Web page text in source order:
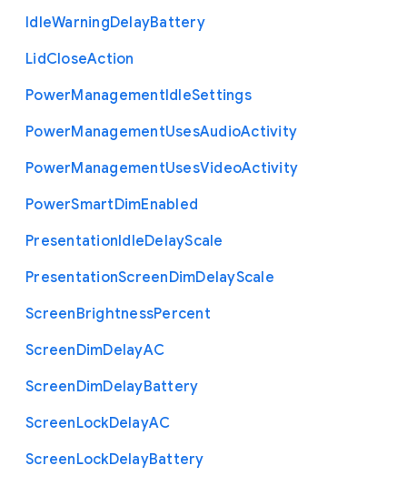
IdleWarningDelayBattery
LidCloseAction
PowerManagementIdleSettings
PowerManagementUsesAudioActivity
PowerManagementUsesVideoActivity
PowerSmartDimEnabled
PresentationIdleDelayScale
PresentationScreenDimDelayScale
ScreenBrightnessPercent
ScreenDimDelayAC
ScreenDimDelayBattery
ScreenLockDelayAC
ScreenLockDelayBattery